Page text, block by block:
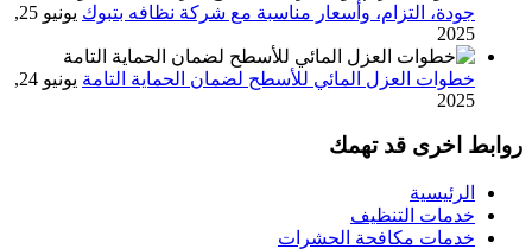
جودة، التزام، وأسعار مناسبة مع شركة نظافه بتبوك
يونيو 25,
2025
خطوات العزل المائي للأسطح لضمان الحماية التامة
يونيو 24,
2025
روابط اخرى قد تهمك
الرئيسية
خدمات التنظيف
خدمات مكافحة الحشرات